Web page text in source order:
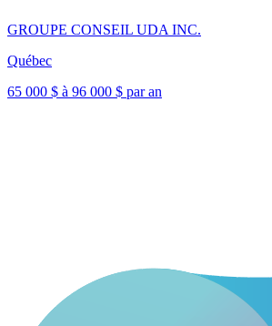
GROUPE CONSEIL UDA INC.
Québec
65 000 $ à 96 000 $ par an